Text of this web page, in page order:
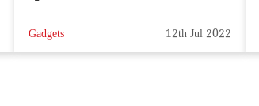
Gadgets 12th Jul 2022